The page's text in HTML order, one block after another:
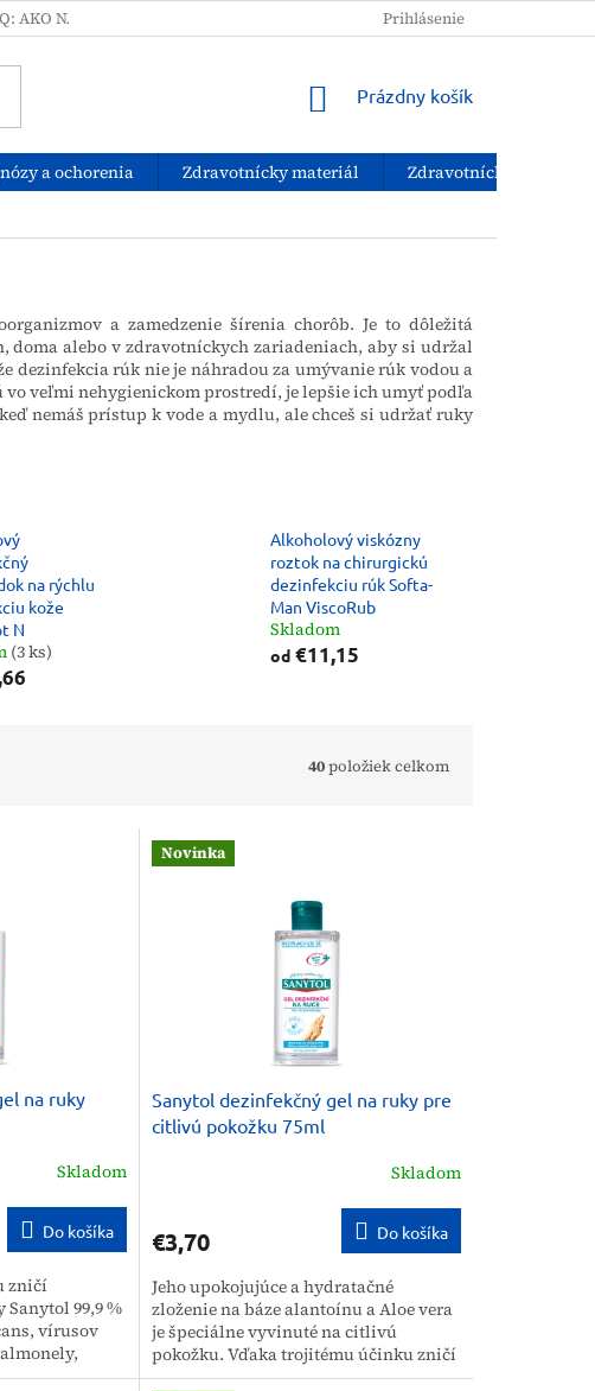
AKO NAKUPOVAŤ? PODMIENKY OCHRANY OSOBNÝCH ÚDAJOV
Prihlásenie
NÁKUPNÝ
Prázdny košík
a ochorenia Zdravotnícky materiál
Zdravotnícke pomôcky
a zamedzenie šírenia chorôb. Je to dôležitá
doma alebo v zdravotníckych zariadeniach, aby si udržal
dezinfekcia rúk nie je náhradou za umývanie rúk vodou a
veľmi nehygienickom prostredí, je lepšie ich umyť podľa
nemáš prístup k vode a mydlu, ale chceš si udržať ruky
na rýchlu
kože
N
(3 ks)
Alkoholový viskózny
roztok na chirurgickú
dezinfekciu rúk Softa-
Man ViscoRub
Skladom
od€11,15
40položiek celkom
na ruky
Skladom
Do košíka
zničí
99,9 %
vírusov
zlatého...
Novinka
Sanytol dezinfekčný gel na ruky pre
citlivú pokožku 75ml
Skladom
€3,70 Do košíka
Jeho upokojujúce a hydratačné
zloženie na báze alantoínu a Aloe vera
je špeciálne vyvinuté na citlivú
pokožku. Vďaka trojitému účinku zničí
dezinfekčný gél na ruky Sanytol 99,9...